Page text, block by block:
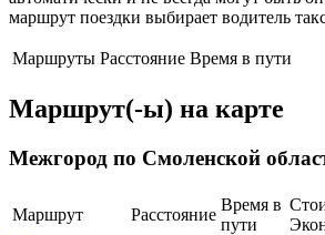
маршрут поездки выбирает водитель
Маршруты Расстояние Время в пути
Маршрут(-ы) на карте
Межгород по Смоленской
Маршрут Расстояние
Время в
пути